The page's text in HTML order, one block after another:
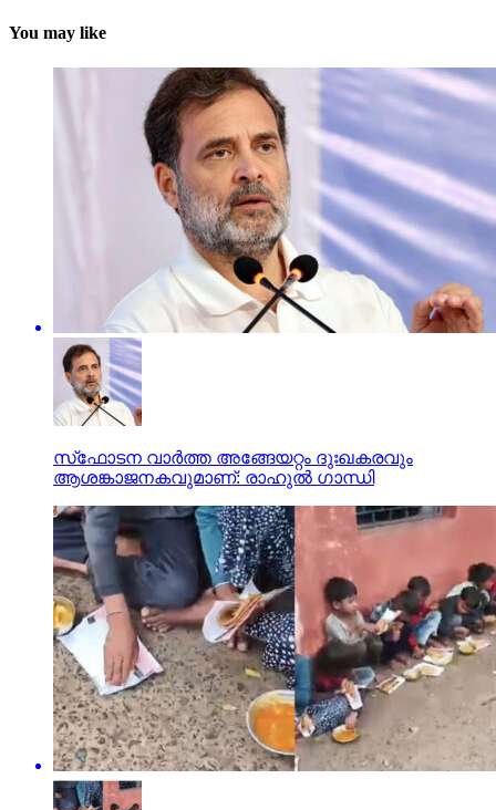
You may like
സ്‌ഫോടന വാര്‍ത്ത അങ്ങേയറ്റം ദുഃഖകരവും
ആശങ്കാജനകവുമാണ്: രാഹുല്‍ ഗാന്ധി